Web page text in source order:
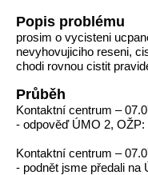
Popis problému
prosim o vycisteni
nevyhovujiciho reseni,
chodi rovnou cistit
Průběh
Kontaktní centrum –
- odpověď ÚMO 2,
Kontaktní centrum –
- podnět jsme předali na